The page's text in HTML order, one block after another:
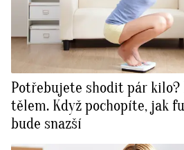
Potřebujete shodit pár kilo?
tělem. Když pochopíte, jak
bude snazší